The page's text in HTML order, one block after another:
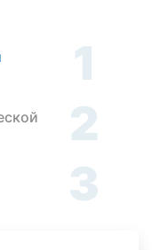
1
2
3